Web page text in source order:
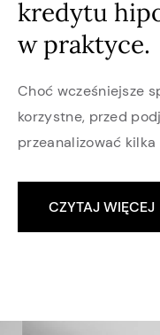
kredytu
w praktyce.
Choć wcześniejsze
korzystne, przed
przeanalizować
CZYTAJ WIĘCEJ